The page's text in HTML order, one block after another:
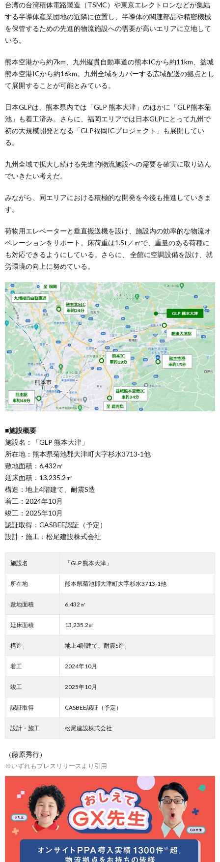
台湾の台湾積体電路製造（TSMC）や東京エレクトロンなどが集結
する半導体産業団地の近隣に位置し、半導体の関連部品や精密機械
を保管するための先進的物流施設への需要が高いエリアに立地して
いる。
熊本空港から約7km、九州縦貫自動車道の熊本ICから約11km、益城
熊本空港ICから約16km。九州全域をカバーする広域配送の拠点とし
て展開することが可能とみている。
日本GLPは、熊本県内では「GLP 熊本大津」のほかに「GLP熊本菊
池」も着工済み。さらに、福岡エリアでは日本GLPにとって九州で
初の大規模開発となる「GLP福岡ICプロジェクト」も展開してい
る。
九州全域で拡大し続ける先進的物流施設への需要を確実に取り込ん
でいきたい考えだ。
みながら、同エリアにおける積極的な開発を今後も推進していきま
す。
荷物用エレベーターと垂直搬送機を設け、施設内の効率的な物流オ
ペレーションをサポート。床荷重は1.5t／㎡で、重量のある荷種に
も対応できるようにしている。さらに、 全館に空調設備を設け、就
労環境の向上に努めている。
■施設概要
施設名：「GLP 熊本大津」
所在地：熊本県菊池郡大津町大字杉水3713-1他
敷地面積：6,432㎡
延床面積：13,235.2㎡
構造：地上4階建て、耐震S造
着工：2024年10月
竣工：2025年10月
認証取得：CASBEE認証（予定）
設計・施工：松尾建設株式会社
施設名 「GLP 熊本大津」
所在地 熊本県菊池郡大津町大字杉水3713-1他
敷地面積 6,432㎡
延床面積 13,235.2㎡
構造 地上4階建て、耐震S造
着工 2024年10月
竣工 2025年10月
認証取得 CASBEE認証（予定）
設計・施工 松尾建設株式会社
（藤原秀行）
※いずれもプレスリリースより引用